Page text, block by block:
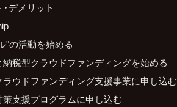
デメリット
"の活動を始める
税型クラウドファンディングを始める
ウドファンディング支援事業に申し込む
策支援プログラムに申し込む